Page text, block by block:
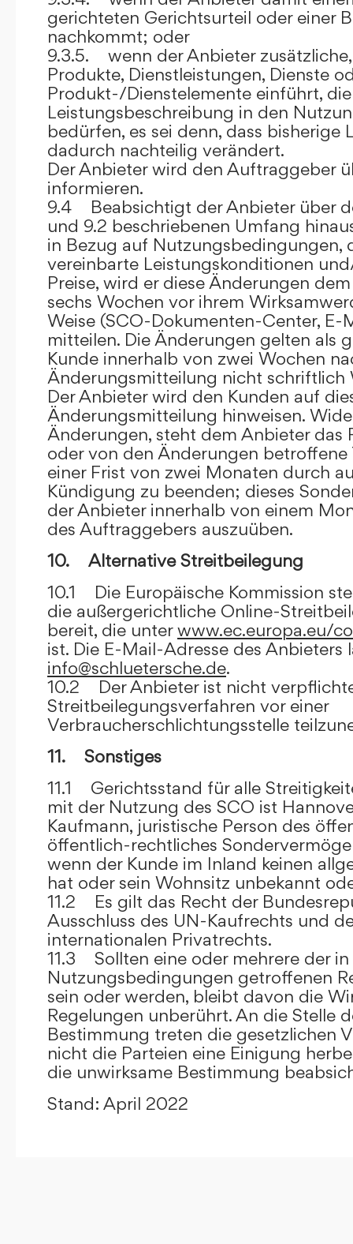
gerichteten Gerichtsurteil oder einer
nachkommt; oder
9.3.5. wenn der Anbieter
Produkte, Dienstleistungen, Dienste
Produkt-/Dienstelemente einführt,
Leistungsbeschreibung in den
bedürfen, es sei denn, dass bisherige
dadurch nachteilig verändert.
Der Anbieter wird den Auftraggeber
informieren.
9.4 Beabsichtigt der Anbieter über
und 9.2 beschriebenen Umfang
in Bezug auf Nutzungsbedingungen,
vereinbarte Leistungskonditionen
Preise, wird er diese Änderungen
sechs Wochen vor ihrem
Weise (SCO-Dokumenten-Center, E-
mitteilen. Die Änderungen gelten als
Kunde innerhalb von zwei Wochen
Änderungsmitteilung nicht schriftlich
Der Anbieter wird den Kunden auf
Änderungsmitteilung hinweisen.
Änderungen, steht dem Anbieter das
oder von den Änderungen betroffene
einer Frist von zwei Monaten durch
Kündigung zu beenden; dieses
der Anbieter innerhalb von einem
des Auftraggebers auszuüben.
10. Alternative Streitbeilegung
10.1 Die Europäische Kommission
die außergerichtliche Online-
bereit, die unterwww.ec.europa.eu/
ist. Die E-Mail-Adresse des Anbieters
info@schluetersche.de.
10.2 Der Anbieter ist nicht
Streitbeilegungsverfahren vor einer
Verbraucherschlichtungsstelle
11. Sonstiges
11.1 Gerichtsstand für alle
mit der Nutzung des SCO ist
Kaufmann, juristische Person des
öffentlich-rechtliches
wenn der Kunde im Inland keinen
hat oder sein Wohnsitz unbekannt
11.2 Es gilt das Recht der
Ausschluss des UN-Kaufrechts und
internationalen Privatrechts.
11.3 Sollten eine oder mehrere der in
Nutzungsbedingungen getroffenen
sein oder werden, bleibt davon die
Regelungen unberührt. An die Stelle
Bestimmung treten die gesetzlichen
nicht die Parteien eine Einigung
die unwirksame Bestimmung
Stand: April 2022